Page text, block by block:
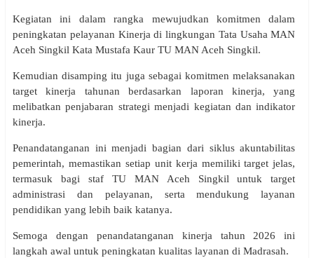
Kegiatan ini dalam rangka mewujudkan komitmen dalam
peningkatan pelayanan Kinerja di lingkungan Tata Usaha MAN
Aceh Singkil Kata Mustafa Kaur TU MAN Aceh Singkil.
Kemudian disamping itu juga sebagai komitmen melaksanakan
target kinerja tahunan berdasarkan laporan kinerja, yang
melibatkan penjabaran strategi menjadi kegiatan dan indikator
kinerja.
Penandatanganan ini menjadi bagian dari siklus akuntabilitas
pemerintah, memastikan setiap unit kerja memiliki target jelas,
termasuk bagi staf TU MAN Aceh Singkil untuk target
administrasi dan pelayanan, serta mendukung layanan
pendidikan yang lebih baik katanya.
Semoga dengan penandatanganan kinerja tahun 2026 ini
langkah awal untuk peningkatan kualitas layanan di Madrasah.